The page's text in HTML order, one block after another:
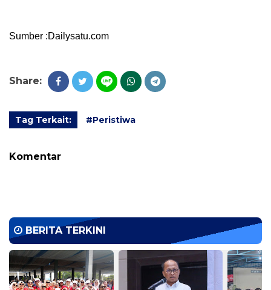
Sumber :Dailysatu.com
Share:
Tag Terkait: #Peristiwa
Komentar
BERITA TERKINI